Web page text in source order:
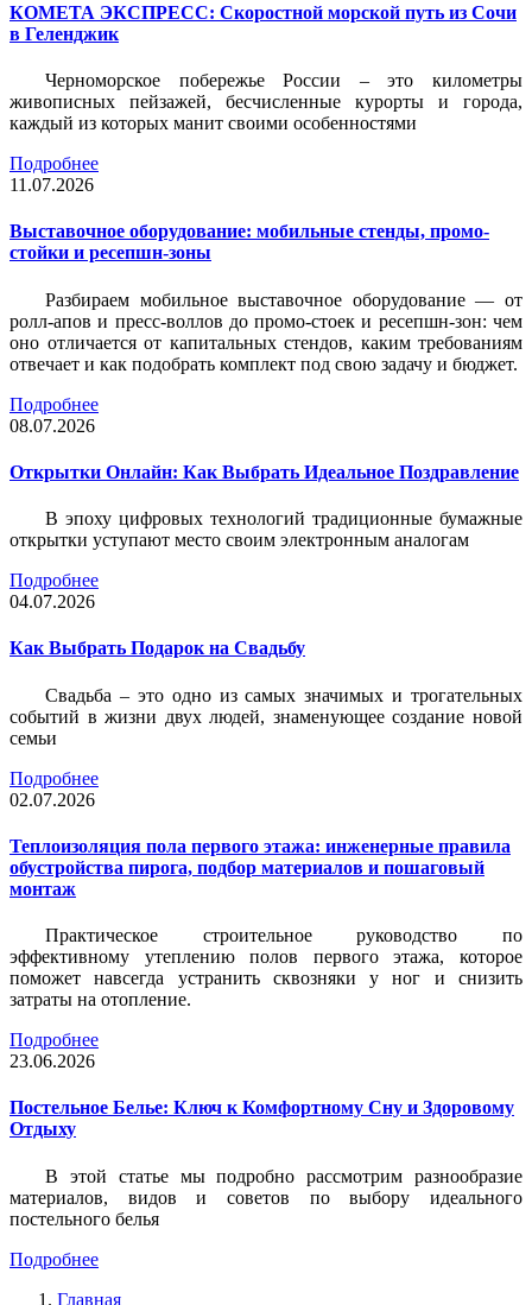
КОМЕТА ЭКСПРЕСС: Скоростной морской путь из Сочи
в Геленджик
Черноморское побережье России – это километры
живописных пейзажей, бесчисленные курорты и города,
каждый из которых манит своими особенностями
Подробнее
11.07.2026
Выставочное оборудование: мобильные стенды, промо-
стойки и ресепшн-зоны
Разбираем мобильное выставочное оборудование — от
ролл-апов и пресс-воллов до промо-стоек и ресепшн-зон: чем
оно отличается от капитальных стендов, каким требованиям
отвечает и как подобрать комплект под свою задачу и бюджет.
Подробнее
08.07.2026
Открытки Онлайн: Как Выбрать Идеальное Поздравление
В эпоху цифровых технологий традиционные бумажные
открытки уступают место своим электронным аналогам
Подробнее
04.07.2026
Как Выбрать Подарок на Свадьбу
Свадьба – это одно из самых значимых и трогательных
событий в жизни двух людей, знаменующее создание новой
семьи
Подробнее
02.07.2026
Теплоизоляция пола первого этажа: инженерные правила
обустройства пирога, подбор материалов и пошаговый
монтаж
Практическое строительное руководство по
эффективному утеплению полов первого этажа, которое
поможет навсегда устранить сквозняки у ног и снизить
затраты на отопление.
Подробнее
23.06.2026
Постельное Белье: Ключ к Комфортному Сну и Здоровому
Отдыху
В этой статье мы подробно рассмотрим разнообразие
материалов, видов и советов по выбору идеального
постельного белья
Подробнее
Главная